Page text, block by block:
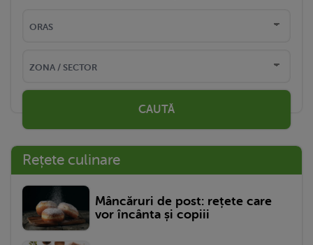
CAUTĂ
Rețete culinare
Mâncăruri de post: rețete care
vor încânta și copiii